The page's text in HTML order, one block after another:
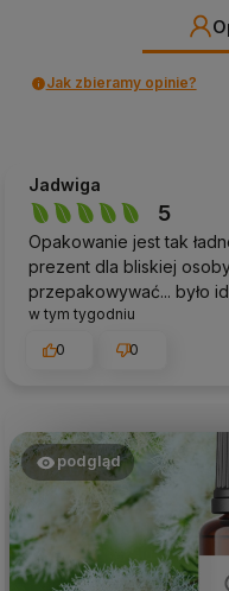
Jak zbieramy opinie?
Jadwiga
5
Opakowanie jest tak
prezent dla bliskiej osoby
przepakowywać... było
w tym tygodniu
0
0
podgląd